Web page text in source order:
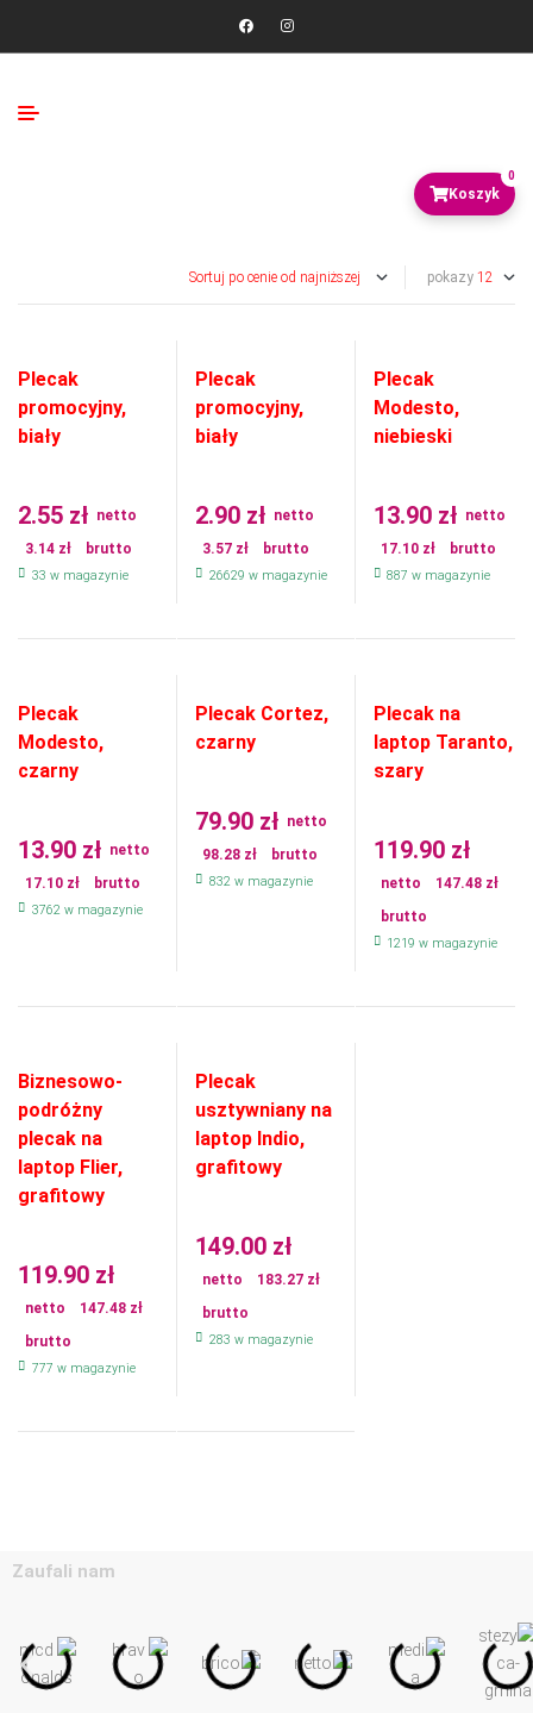
0
pokazy
Plecak
promocyjny,
biały
2.55 zł netto
3.14 zł brutto
33 w magazynie
Plecak
promocyjny,
biały
2.90 zł netto
3.57 zł brutto
26629 w magazynie
Plecak
Modesto,
niebieski
13.90 zł netto
17.10 zł brutto
887 w magazynie
Plecak
Modesto,
czarny
13.90 zł netto
17.10 zł brutto
3762 w magazynie
Plecak Cortez,
czarny
79.90 zł netto
98.28 zł brutto
832 w magazynie
Plecak na
laptop Taranto,
szary
119.90 zł
netto 147.48 zł
brutto
1219 w magazynie
Biznesowo-
podróżny
plecak na
laptop Flier,
grafitowy
119.90 zł
netto 147.48 zł
brutto
777 w magazynie
Plecak
usztywniany na
laptop Indio,
grafitowy
149.00 zł
netto 183.27 zł
brutto
283 w magazynie
Zaufali nam